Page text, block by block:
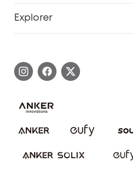
Annuler la commande
Explorer
Communauté eufy Security